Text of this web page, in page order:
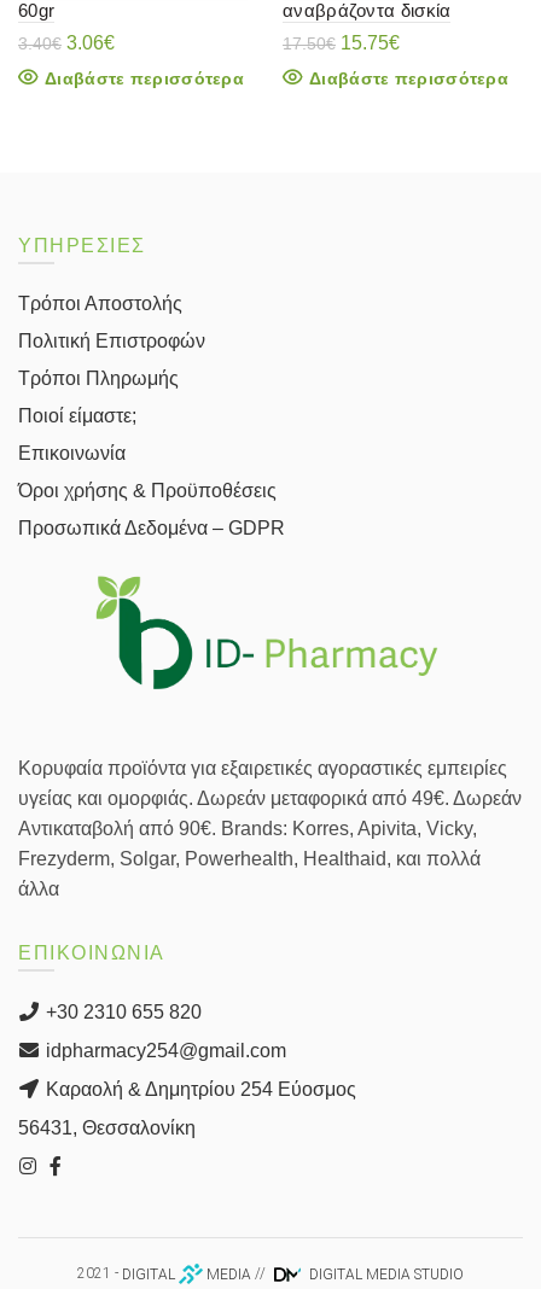
60gr
3.40€ Original
was:
3.06€Η
τιμή
Διαβάστε περισσότερα
αναβράζοντα δισκία
17.50€ Original
was:
15.75€Η
τιμή
Διαβάστε περισσότερα
ΥΠΗΡΕΣΙΕΣ
Τρόποι Αποστολής
Πολιτική Επιστροφών
Τρόποι Πληρωμής
Ποιοί είμαστε;
Επικοινωνία
Όροι χρήσης & Προϋποθέσεις
Προσωπικά Δεδομένα – GDPR
Κορυφαία προϊόντα για εξαιρετικές αγοραστικές εμπειρίες
υγείας και ομορφιάς. Δωρεάν μεταφορικά από 49€. Δωρεάν
Αντικαταβολή από 90€. Brands: Korres, Apivita, Vicky,
Frezyderm, Solgar, Powerhealth, Healthaid, και πολλά
άλλα
ΕΠΙΚΟΙΝΩΝΙΑ
+30 2310 655 820
idpharmacy254@gmail.com
Καραολή & Δημητρίου 254 Εύοσμος
56431, Θεσσαλονίκη
2021 - DIGITAL MEDIA // DIGITAL MEDIA STUDIO